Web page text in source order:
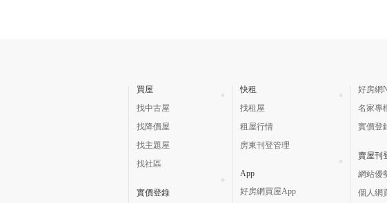
買屋
找中古屋
找降價屋
找主題屋
找社區
實價登錄
快租
找租屋
租屋行情
房東刊登管理
App
好房網買屋App
好房網
名家專
實價登
賣屋刊
網站優
個人網